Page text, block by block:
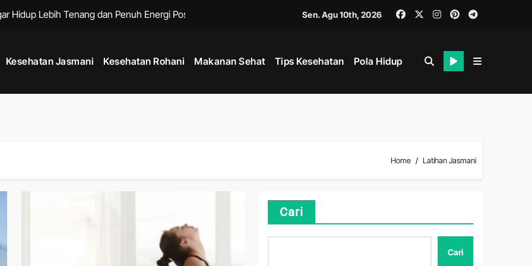
Hidup Lebih Tenang dan Penuh Energi Positif
Melalui Kebiasaan Sehat yang Mudah Dilakukan
untuk Menjaga Energi Tubuh Sepanjang Hari
Positif Harian untuk Hidup Lebih Seimbang
Membantu Menjaga Kesehatan Fisik dan Mental Sehari Hari
Sehari untuk Tubuh Lebih Aktif dan Bugar
Sen. Agu 10th, 2026
Kesehatan Jasmani Kesehatan Rohani Makanan Sehat Tips Kesehatan Pola Hidup
Home Latihan Jasmani
Cari
Cari